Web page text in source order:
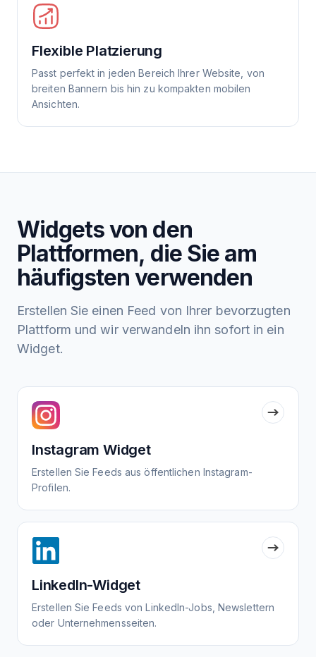
Flexible Platzierung
Passt perfekt in jeden Bereich Ihrer Website, von
breiten Bannern bis hin zu kompakten mobilen
Ansichten.
Widgets von den
Plattformen, die Sie am
häufigsten verwenden
Erstellen Sie einen Feed von Ihrer bevorzugten
Plattform und wir verwandeln ihn sofort in ein
Widget.
Instagram Widget
Erstellen Sie Feeds aus öffentlichen Instagram-
Profilen.
LinkedIn-Widget
Erstellen Sie Feeds von LinkedIn-Jobs, Newslettern
oder Unternehmensseiten.